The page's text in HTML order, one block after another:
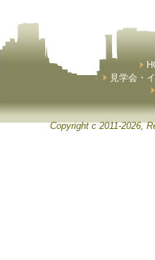
見学会・
Copyright c 2011-2026,